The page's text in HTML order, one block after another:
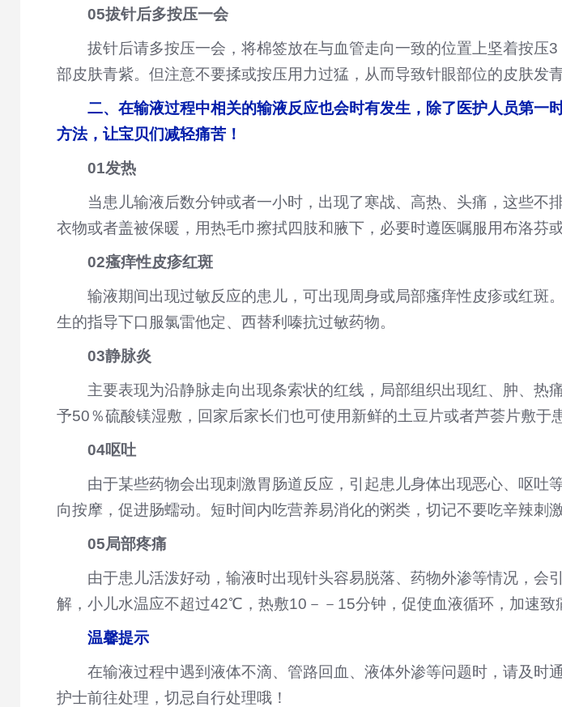
05拔针后多按压一会
拔针后请多按压一会，将棉签放在与血管走向一致的位置上坚着按
部皮肤青紫。但注意不要揉或按压用力过猛，从而导致针眼部位的皮肤发青
二、在输液过程中相关的输液反应也会时有发生，除了医护人员第
方法，让宝贝们减轻痛苦！
01发热
当患儿输液后数分钟或者一小时，出现了寒战、高热、头痛，这些
衣物或者盖被保暖，用热毛巾擦拭四肢和腋下，必要时遵医嘱服用布洛芬
02瘙痒性皮疹红斑
输液期间出现过敏反应的患儿，可出现周身或局部瘙痒性皮疹或红
生的指导下口服氯雷他定、西替利嗪抗过敏药物。
03静脉炎
主要表现为沿静脉走向出现条索状的红线，局部组织出现红、肿、
予50％硫酸镁湿敷，回家后家长们也可使用新鲜的土豆片或者芦荟片敷于
04呕吐
由于某些药物会出现刺激胃肠道反应，引起患儿身体出现恶心、呕
向按摩，促进肠蠕动。短时间内吃营养易消化的粥类，切记不要吃辛辣刺
05局部疼痛
由于患儿活泼好动，输液时出现针头容易脱落、药物外渗等情况，
解，小儿水温应不超过42℃，热敷10－－15分钟，促使血液循环，加速致
温馨提示
在输液过程中遇到液体不滴、管路回血、液体外渗等问题时，请及
护士前往处理，切忌自行处理哦！